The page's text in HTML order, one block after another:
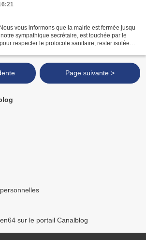
vous informons que la mairie est fermée jusqu
sympathique secrétaire, est touchée par le
respecter le protocole sanitaire, rester isolée
Page suivante >
sur le portail Canalblog